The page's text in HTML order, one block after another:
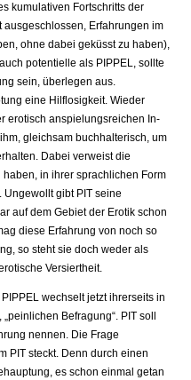
kumulativen Fortschritts der
Erfahrungen im
ohne dabei geküsst zu haben),
potentielle als PIPPEL, sollte
sein, überlegen aus.
eine Hilflo­sigkeit. Wieder
erotisch anspielungsreichen In­
gleichsam buchhalterisch, um
Dabei verweist die
in ihrer sprachlichen Form
gibt PIT seine
auf dem Gebiet der Erotik schon
diese Erfahrung von noch so
so steht sie doch weder als
Versiertheit.
PIPPEL wechselt jetzt ihrerseits in
Befragung“. PIT soll
nennen. Die Frage
PIT steckt. Denn durch einen
es schon einmal getan